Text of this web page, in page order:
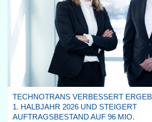
TECHNOTRANS VERBESSERT
1. HALBJAHR 2026 UND STEIGERT
AUFTRAGSBESTAND AUF 96 MIO.